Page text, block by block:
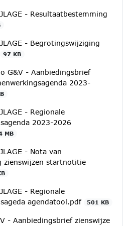
- Resultaatbestemming
- Begrotingswijziging
97 KB
G&V - Aanbiedingsbrief
2023-
- Regionale
2023-2026
MB
- Nota van
zienswijzen startnotitie
- Regionale
agendatool.pdf
501 KB
- Aanbiedingsbrief zienswijze